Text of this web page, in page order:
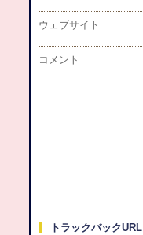
ウェブサイト
コメント
トラックバックURL